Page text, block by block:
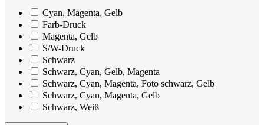
Cyan, Magenta, Gelb
Farb-Druck
Magenta, Gelb
S/W-Druck
Schwarz
Schwarz, Cyan, Gelb, Magenta
Schwarz, Cyan, Magenta, Foto schwarz, Gelb
Schwarz, Cyan, Magenta, Gelb
Schwarz, Weiß